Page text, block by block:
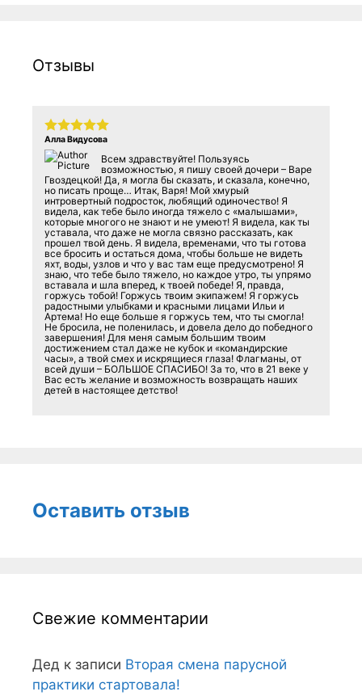
Отзывы
Алла Видусова
Всем здравствуйте! Пользуясь
возможностью, я пишу своей дочери – Варе
Гвоздецкой! Да, я могла бы сказать, и сказала, конечно,
но писать проще… Итак, Варя! Мой хмурый
интровертный подросток, любящий одиночество! Я
видела, как тебе было иногда тяжело с «малышами»,
которые многого не знают и не умеют! Я видела, как ты
уставала, что даже не могла связно рассказать, как
прошел твой день. Я видела, временами, что ты готова
все бросить и остаться дома, чтобы больше не видеть
яхт, воды, узлов и что у вас там еще предусмотрено! Я
знаю, что тебе было тяжело, но каждое утро, ты упрямо
вставала и шла вперед, к твоей победе! Я, правда,
горжусь тобой! Горжусь твоим экипажем! Я горжусь
радостными улыбками и красными лицами Ильи и
Артема! Но еще больше я горжусь тем, что ты смогла!
Не бросила, не поленилась, и довела дело до победного
завершения! Для меня самым большим твоим
достижением стал даже не кубок и «командирские
часы», а твой смех и искрящиеся глаза! Флагманы, от
всей души – БОЛЬШОЕ СПАСИБО! За то, что в 21 веке у
Вас есть желание и возможность возвращать наших
детей в настоящее детство!
Оставить отзыв
Свежие комментарии
Дед к записи Вторая смена парусной
практики стартовала!